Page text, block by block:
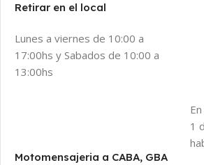
Retirar en el local
Lunes a viernes de 10:00 a
17:00hs y Sabados de 10:00 a
13:00hs
Motomensajeria a CABA, GBA
1